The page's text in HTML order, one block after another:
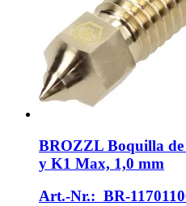
BROZZL Boquilla
y K1 Max, 1,0 mm
Art.-Nr.: BR-